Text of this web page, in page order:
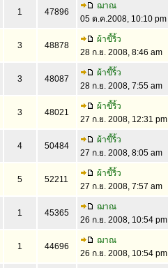
1 47896
ฌาณ
05 ต.ค.2008, 10:10 pm
3 48878
ผ้าขี้ริ้ว
28 ก.ย. 2008, 8:46 am
3 48087
ผ้าขี้ริ้ว
28 ก.ย. 2008, 7:55 am
3 48021
ผ้าขี้ริ้ว
27 ก.ย. 2008, 12:31 pm
4 50484
ผ้าขี้ริ้ว
27 ก.ย. 2008, 8:05 am
5 52211
ผ้าขี้ริ้ว
27 ก.ย. 2008, 7:57 am
1 45365
ฌาณ
26 ก.ย. 2008, 10:54 pm
1 44696
ฌาณ
26 ก.ย. 2008, 10:54 pm